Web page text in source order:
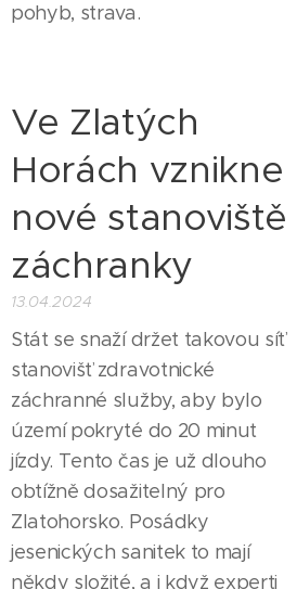
pohyb, strava.
Ve Zlatých
Horách vznikne
nové stanoviště
záchranky
13.04.2024
Stát se snaží držet takovou síť
stanovišť zdravotnické
záchranné služby, aby bylo
území pokryté do 20 minut
jízdy. Tento čas je už dlouho
obtížně dosažitelný pro
Zlatohorsko. Posádky
jesenických sanitek to mají
někdy složité, a i když experti